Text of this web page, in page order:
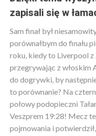
zapisali się w
Sam finał był
porównałbym do finału
roku, kiedy to Liverpool z
przegrywając z włoskim
do dogrywki, by
to porównanie? Na
połowy podopieczni
Veszprem 19:28! Mecz
pojmowania i